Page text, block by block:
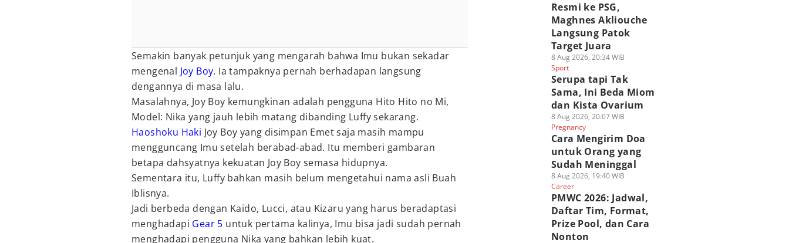
Semakin banyak petunjuk yang mengarah bahwa Imu bukan sekadar
mengenal Joy Boy. Ia tampaknya pernah berhadapan langsung
dengannya di masa lalu.
Masalahnya, Joy Boy kemungkinan adalah pengguna Hito Hito no Mi,
Model: Nika yang jauh lebih matang dibanding Luffy sekarang.
Haoshoku Haki Joy Boy yang disimpan Emet saja masih mampu
mengguncang Imu setelah berabad-abad. Itu memberi gambaran
betapa dahsyatnya kekuatan Joy Boy semasa hidupnya.
Sementara itu, Luffy bahkan masih belum mengetahui nama asli Buah
Iblisnya.
Jadi berbeda dengan Kaido, Lucci, atau Kizaru yang harus beradaptasi
menghadapi Gear 5 untuk pertama kalinya, Imu bisa jadi sudah pernah
menghadapi pengguna Nika yang bahkan lebih kuat.
Resmi ke PSG,
Maghnes Akliouche
Langsung Patok
Target Juara
8 Aug 2026, 20:34 WIB
Sport
Serupa tapi Tak
Sama, Ini Beda Miom
dan Kista Ovarium
8 Aug 2026, 20:07 WIB
Pregnancy
Cara Mengirim Doa
untuk Orang yang
Sudah Meninggal
8 Aug 2026, 19:40 WIB
Career
PMWC 2026: Jadwal,
Daftar Tim, Format,
Prize Pool, dan Cara
Nonton